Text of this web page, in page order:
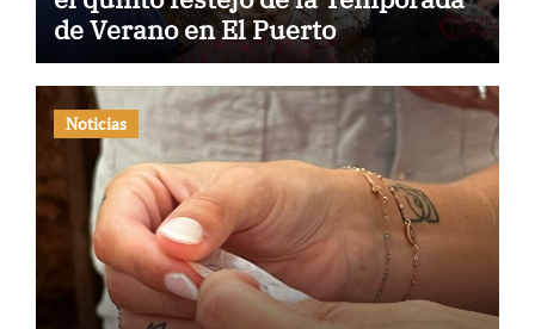
de Verano en El Puerto
Noticias